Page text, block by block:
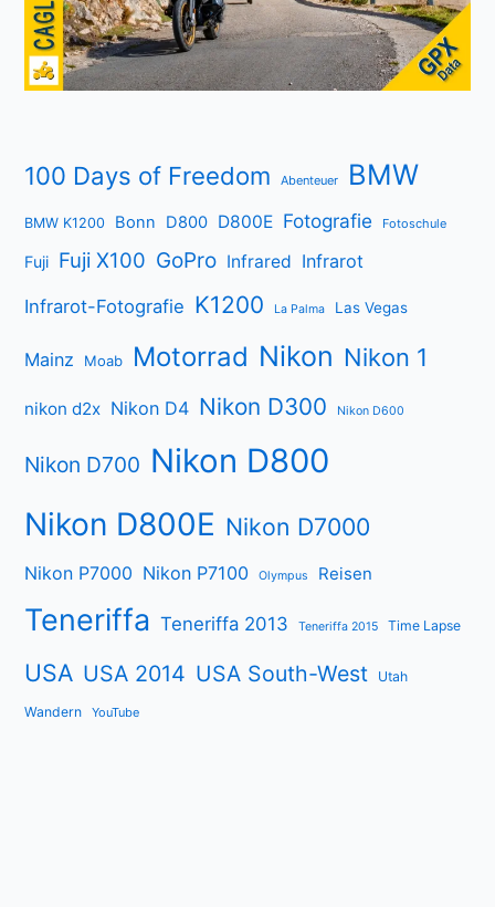
100 Days of Freedom Abenteuer BMW
BMW K1200 Bonn D800 D800E Fotografie Fotoschule
Fuji Fuji X100 GoPro Infrared Infrarot
Infrarot-Fotografie K1200 La Palma Las Vegas
Mainz Moab Motorrad Nikon Nikon 1
nikon d2x Nikon D4 Nikon D300 Nikon D600
Nikon D700 Nikon D800
Nikon D800E Nikon D7000
Nikon P7000 Nikon P7100 Olympus Reisen
Teneriffa Teneriffa 2013 Teneriffa 2015 Time Lapse
USA USA 2014 USA South-West Utah
Wandern YouTube